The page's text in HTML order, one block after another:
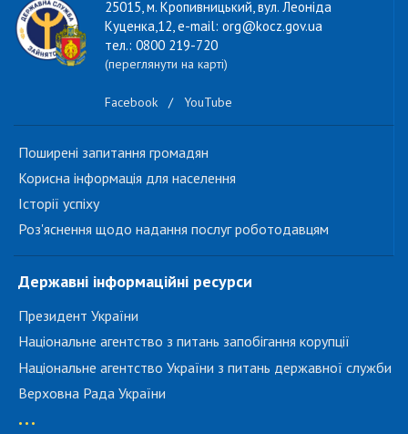
25015, м. Кропивницький, вул. Леоніда
Куценка,12, e-mail: org@kocz.gov.ua
тел.: 0800 219-720
(переглянути на карті)
Facebook / YouTube
Поширені запитання громадян
Корисна інформація для населення
Історії успіху
Роз'яснення щодо надання послуг роботодавцям
Державні інформаційні ресурси
Президент України
Національне агентство з питань запобігання корупції
Національне агентство України з питань державної служби
Верховна Рада України
...